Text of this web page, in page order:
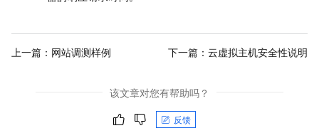
上一篇： 网站调测样例 下一篇： 云虚拟主机安全性说明
该文章对您有帮助吗？
反馈